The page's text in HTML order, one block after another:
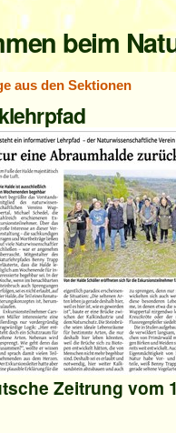
beim
aus den Sektionen
Zeitrung vom